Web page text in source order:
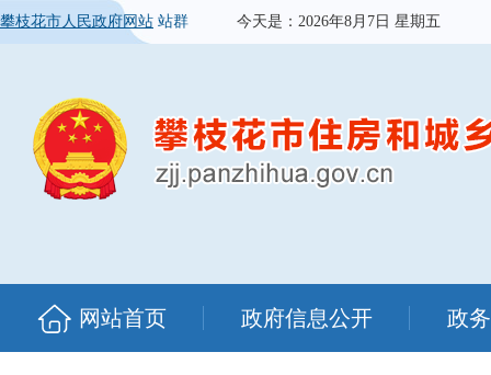
攀枝花市人民政府网站 站群 今天是： 2026年8月7日 星期五
网站首页 政府信息公开 政